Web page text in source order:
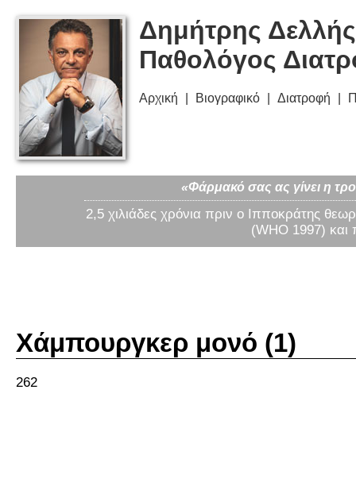
Δημήτρης
Παθολόγος
Αρχική Βιογραφικό Διατροφή
«Φάρμακό σας ας γίνει η
2,5 χιλιάδες χρόνια πριν ο Ιπποκράτης
(WHO 1997) και
Χάμπουργκερ μονό (1)
262